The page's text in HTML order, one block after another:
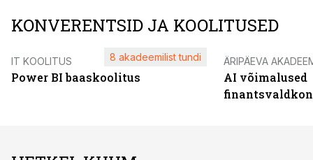
KONVERENTSID JA KOOLITUSED
IT KOOLITUS
Power BI baaskoolitus
8 akadeemilist tundi ÄRIPÄEVA
AI võimalused